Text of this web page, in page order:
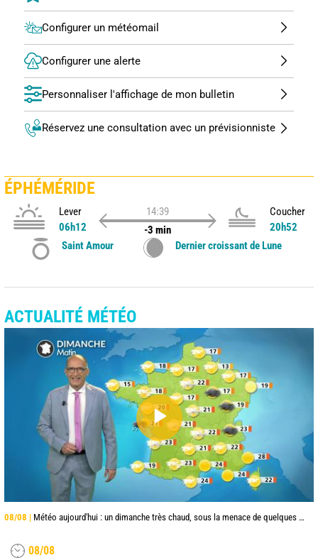
Configurer un météomail
Configurer une alerte
Personnaliser l'affichage de mon bulletin
Réservez une consultation avec un prévisionniste
ÉPHÉMÉRIDE
Lever
06h12
14:39
-3 min
Coucher
20h52
Saint Amour
Dernier croissant de Lune
ACTUALITÉ MÉTÉO
08/08 | Météo aujourd'hui : un dimanche très chaud, sous la menace de quelques orages
08/08